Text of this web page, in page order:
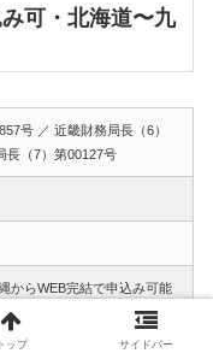
可・北海道〜九
号 ／ 近畿財務局長（6）
長（7）第00127号
からWEB完結で申込み可能
トップ サイドバー